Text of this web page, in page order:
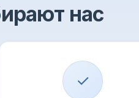
нас
✓